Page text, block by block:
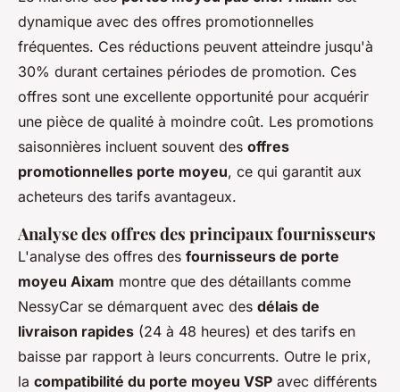
dynamique avec des offres promotionnelles
fréquentes. Ces réductions peuvent atteindre jusqu'à
30% durant certaines périodes de promotion. Ces
offres sont une excellente opportunité pour acquérir
une pièce de qualité à moindre coût. Les promotions
saisonnières incluent souvent des offres
promotionnelles porte moyeu, ce qui garantit aux
acheteurs des tarifs avantageux.
Analyse des offres des principaux fournisseurs
L'analyse des offres des fournisseurs de porte
moyeu Aixam montre que des détaillants comme
NessyCar se démarquent avec des délais de
livraison rapides (24 à 48 heures) et des tarifs en
baisse par rapport à leurs concurrents. Outre le prix,
la compatibilité du porte moyeu VSP avec différents